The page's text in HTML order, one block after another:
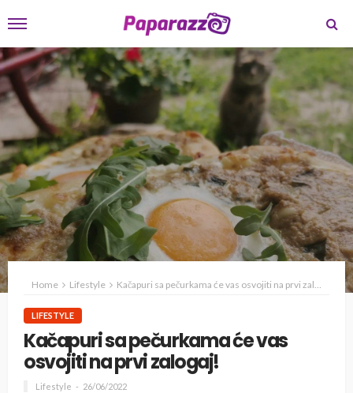
Home Lifestyle Kačapuri sa pečurkama će vas osvojiti na prvi zalogaj!
LIFESTYLE
Kačapuri sa pečurkama će vas
osvojiti na prvi zalogaj!
Lifestyle 26/06/2022